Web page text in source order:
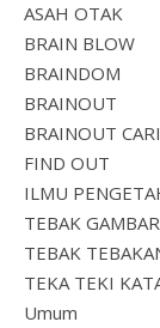
ASAH OTAK
BRAIN BLOW
BRAINDOM
BRAINOUT
BRAINOUT
FIND OUT
ILMU
TEBAK GAMBAR
TEBAK
TEKA TEKI
Umum